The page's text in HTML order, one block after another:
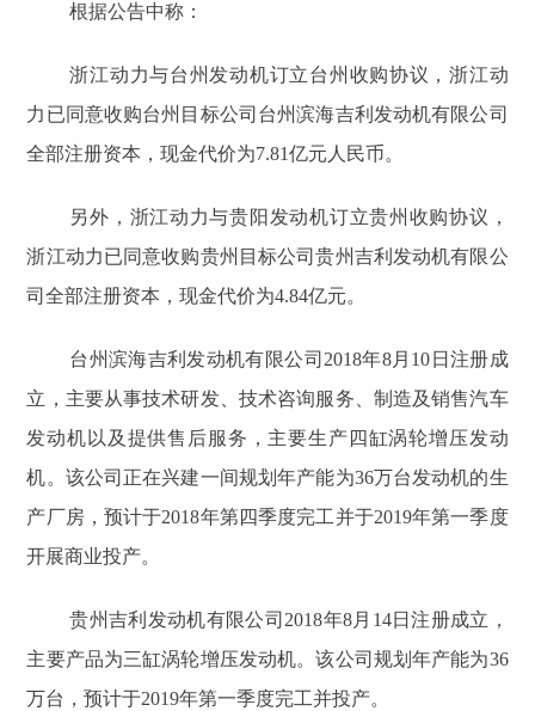
根据公告中称：
浙江动力与台州发动机订立台州收购协议，浙江动
力已同意收购台州目标公司台州滨海吉利发动机有限公司
全部注册资本，现金代价为7.81亿元人民币。
另外，浙江动力与贵阳发动机订立贵州收购协议，
浙江动力已同意收购贵州目标公司贵州吉利发动机有限公
司全部注册资本，现金代价为4.84亿元。
台州滨海吉利发动机有限公司2018年8月10日注册成
立，主要从事技术研发、技术咨询服务、制造及销售汽车
发动机以及提供售后服务，主要生产四缸涡轮增压发动
机。该公司正在兴建一间规划年产能为36万台发动机的生
产厂房，预计于2018年第四季度完工并于2019年第一季度
开展商业投产。
贵州吉利发动机有限公司2018年8月14日注册成立，
主要产品为三缸涡轮增压发动机。该公司规划年产能为36
万台，预计于2019年第一季度完工并投产。